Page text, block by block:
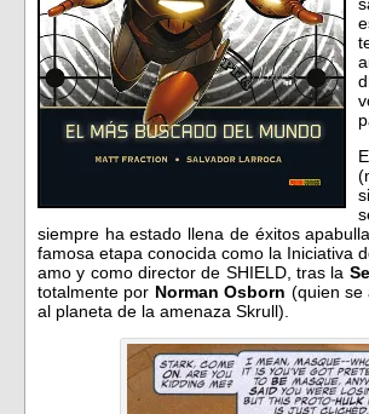
siempre ha estado llena de éxitos
famosa etapa conocida como la Iniciativa
amo y como director de SHIELD, tras la
totalmente por Norman Osborn (quien se
al planeta de la amenaza Skrull).